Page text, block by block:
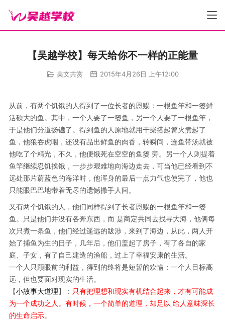
【吴越学校】每天给你不一样的正能量
美文共赏 2015年4月26日 上午12:00
从前，有两个饥饿的人得到了一位长者的恩赐：一根鱼竿和一篓鲜
活硕大的鱼。其中，一个人要了一篓鱼，另一个人要了一根鱼竿，
于是他们分道扬镳了。得到鱼的人原地就用干柴搭起篝火煮起了
鱼，他狼吞虎咽，还没有品出鲜鱼的肉香，转瞬间，连鱼带汤就被
他吃了个精光，不久，他便饿死在空空的鱼篓 旁。另一个人则提着
鱼竿继续忍饥挨饿，一步步艰难地向海边走去，可当他已经看到不
远处那片蔚蓝色的海洋时，他浑身的最后一点力气也使完了，他也
只能眼巴巴地带着无尽的遗憾撒手人间。
又有两个饥饿的人，他们同样得到了长者恩赐的一根鱼竿和一篓
鱼。只是他们并没有各奔东西，而 是商定共同去找寻大海，他俩每
次只煮一条鱼，他们经过遥远的跋涉，来到了海边，从此，两人开
始了捕鱼为生的日子，几年后，他们盖起了房子，有了各自的家
庭、子女，有了自己建造的渔船，过上了幸福安康的生活。
一个人只顾眼前的利益，得到的终将是短暂的欢愉；一个人目标高
远，但也要面对现实的生活。
【小故事大道理】： 只有把理想和现实有机结合起来，才有可能成
为一个成功之人。有时候，一个简单的道理，却足以 给人意味深长
的生命启示。